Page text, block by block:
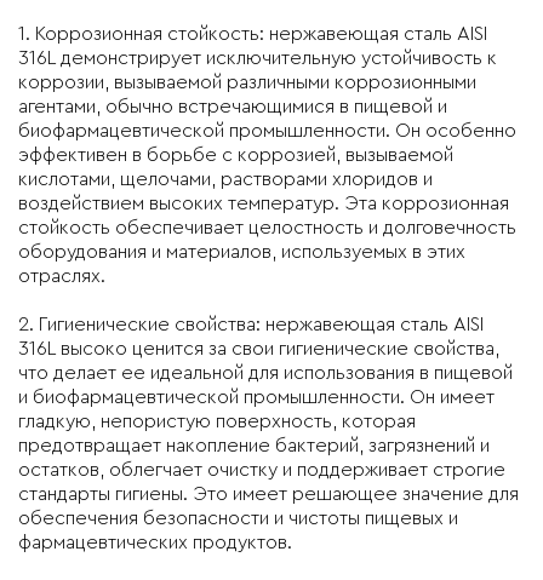
1. Коррозионная стойкость: нержавеющая сталь AISI
316L демонстрирует исключительную устойчивость к
коррозии, вызываемой различными коррозионными
агентами, обычно встречающимися в пищевой и
биофармацевтической промышленности. Он особенно
эффективен в борьбе с коррозией, вызываемой
кислотами, щелочами, растворами хлоридов и
воздействием высоких температур. Эта коррозионная
стойкость обеспечивает целостность и долговечность
оборудования и материалов, используемых в этих
отраслях.
2. Гигиенические свойства: нержавеющая сталь AISI
316L высоко ценится за свои гигиенические свойства,
что делает ее идеальной для использования в пищевой
и биофармацевтической промышленности. Он имеет
гладкую, непористую поверхность, которая
предотвращает накопление бактерий, загрязнений и
остатков, облегчает очистку и поддерживает строгие
стандарты гигиены. Это имеет решающее значение для
обеспечения безопасности и чистоты пищевых и
фармацевтических продуктов.